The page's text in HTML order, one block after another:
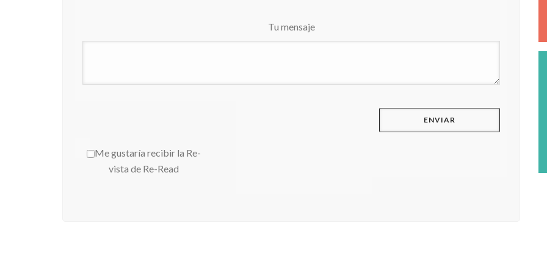
Tu mensaje
Me gustaría recibir la Re-
vista de Re-Read